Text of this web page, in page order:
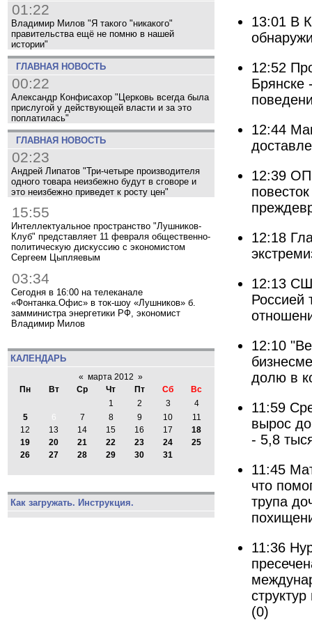
01:22
Владимир Милов "Я такого "никакого"
правительства ещё не помню в нашей
истории"
ГЛАВНАЯ НОВОСТЬ
00:22
Александр Конфисахор "Церковь всегда была
прислугой у действующей власти и за это
поплатилась"
ГЛАВНАЯ НОВОСТЬ
02:23
Андрей Липатов "Три-четыре производителя
одного товара неизбежно будут в сговоре и
это неизбежно приведет к росту цен"
15:55
Интеллектуальное пространство "Лушников-
Клуб" представляет 11 февраля общественно-
политическую дискуссию с экономистом
Сергеем Цыпляевым
03:34
Сегодня в 16:00 на телеканале
«Фонтанка.Офис» в ток-шоу «Лушников» б.
замминистра энергетики РФ, экономист
Владимир Милов
КАЛЕНДАРЬ
« марта 2012 »
Пн
Вт Ср Чт Пт Сб
Вс
1
2 3
4
5
6 7 8 9 10
11
12
13 14 15 16 17
18
19
20 21 22 23 24
25
26
27 28 29 30 31
Как загружать. Инструкция.
13:01 В
12:52
Брянске
12:44
12:39
12:18
12:13
Россией
12:10
долю в
11:59
вырос
- 5,8
11:45
что
трупа
11:36
(0)